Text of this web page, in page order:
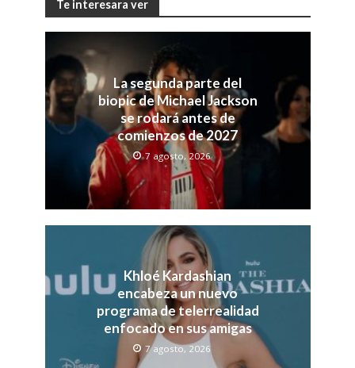
Te interesara ver
La segunda parte del
biopic de Michael Jackson
se rodará antes de
comienzos de 2027
7 agosto, 2026
Khloé Kardashian
encabeza un nuevo
programa de telerrealidad
enfocado en sus amigas
7 agosto, 2026